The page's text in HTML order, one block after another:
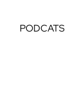
PODCATS